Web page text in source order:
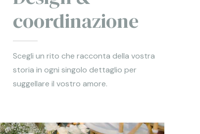
coordinazione
Scegli un rito che racconta della vostra
storia in ogni singolo dettaglio per
suggellare il vostro amore.